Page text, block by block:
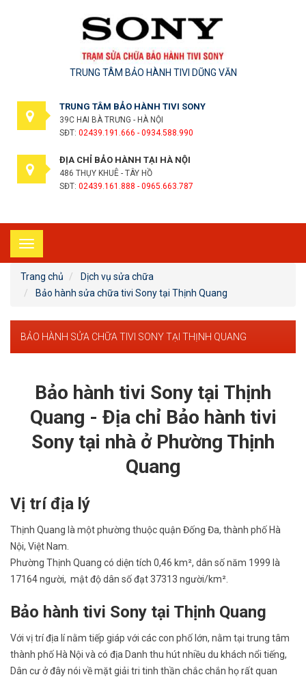
TRUNG TÂM BẢO HÀNH TIVI DŨNG VĂN
TRUNG TÂM BẢO HÀNH TIVI SONY
39C HAI BÀ TRƯNG - HÀ NỘI
SĐT: 02439.191.666 - 0934.588.990
ĐỊA CHỈ BẢO HÀNH TẠI HÀ NỘI
486 THỤY KHUÊ - TÂY HỒ
SĐT: 02439.161.888 - 0965.663.787
Toggle
navigation
Trang chủ
Dịch vụ sửa chữa
Bảo hành sửa chữa tivi Sony tại Thịnh Quang
BẢO HÀNH SỬA CHỮA TIVI SONY TẠI THỊNH QUANG
Bảo hành tivi Sony tại Thịnh
Quang - Địa chỉ Bảo hành tivi
Sony tại nhà ở Phường Thịnh
Quang
Vị trí địa lý
Thịnh Quang là một phường thuộc quận Đống Đa, thành phố Hà
Nội, Việt Nam.
Phường Thịnh Quang có diện tích 0,46 km², dân số năm 1999 là
17164 người, mật độ dân số đạt 37313 người/km².
Bảo hành tivi Sony tại Thịnh Quang
Với vị trí địa lí nằm tiếp giáp với các con phố lớn, nằm tại trung tâm
thành phố Hà Nội và có địa Danh thu hút nhiều du khách nổi tiếng,
Dân cư ở đây nói về mặt giải tri tinh thần chắc chắn họ rất quan